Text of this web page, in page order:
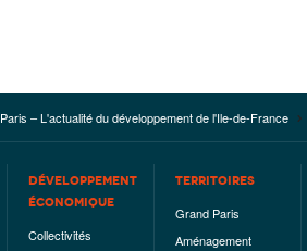
– L'actualité du développement de l'Ile-de-France
DÉVELOPPEMENT
ÉCONOMIQUE
Collectivités
TERRITOIRES
Grand Paris
Aménagement